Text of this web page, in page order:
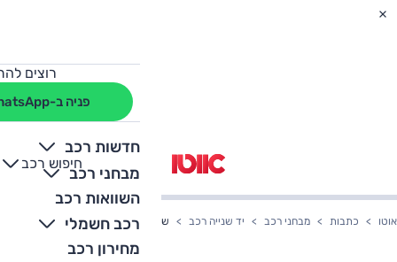
רוצים
פניה ב-WhatsApp
חדשות רכב
מבחני רכב
השוואות רכב
רכב חשמלי
מחירון רכב
חיפוש רכב
+
-
אוטו כתבות מבחני רכב יד שנייה רכב שונות, אבל חשמליות: פולסטאר 2 או יונדאי איוניק 5 משומשות